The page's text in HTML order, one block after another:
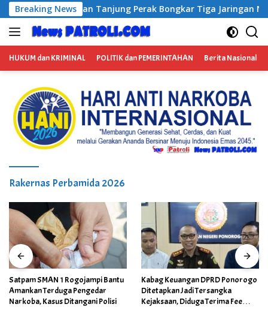
Langsung
ke
konten
Breaking News
Tiga Jaringan Narkoba, Empat Tersangka Diamankan
HUKUM dan KRIMINAL POLITIK dan PEMERINTAHAN Berita Nasional
Rakernas Perbamida 2026
Satpam SMAN 1 Rogojampi Bantu
Amankan Terduga Pengedar
Narkoba, Kasus Ditangani Polisi
Kabag Keuangan DPRD Ponorogo
Ditetapkan Jadi Tersangka
Kejaksaan, Diduga Terima Fee